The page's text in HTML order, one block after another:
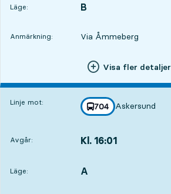
Läge:
LÄGE, B
,
Anmärkning: Via Åmmeberg
Visa fler detaljer
Linje mot: linje
704
mot
Askersund
,
Avgår: Kl. 16:01
Läge:
LÄGE, A
,